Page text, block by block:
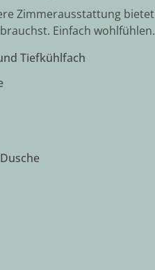
Zimmerausstattung bietet
Einfach wohlfühlen.
Tiefkühlfach